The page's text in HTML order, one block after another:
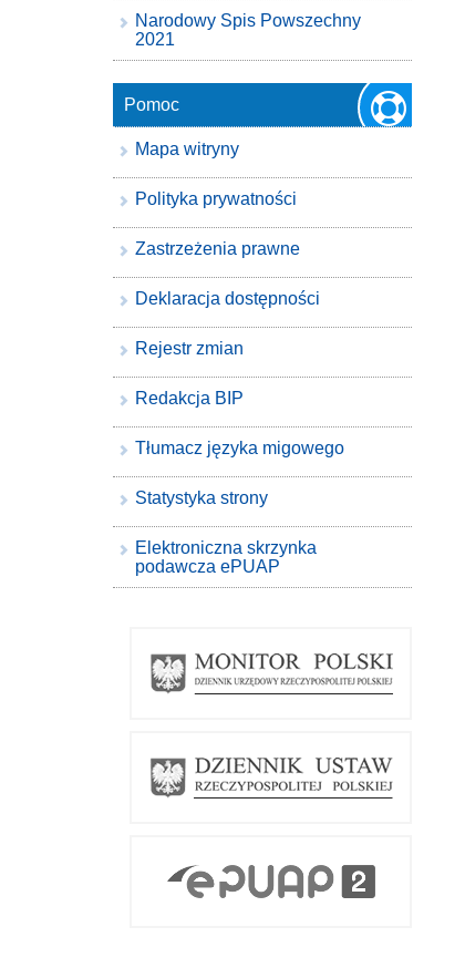
Narodowy Spis Powszechny
2021
Pomoc
Mapa witryny
Polityka prywatności
Zastrzeżenia prawne
Deklaracja dostępności
Rejestr zmian
Redakcja BIP
Tłumacz języka migowego
Statystyka strony
Elektroniczna skrzynka
podawcza ePUAP